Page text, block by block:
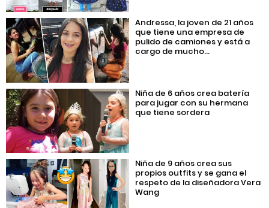
Andressa, la joven de 21 años
que tiene una empresa de
pulido de camiones y está a
cargo de mucho...
Niña de 6 años crea batería
para jugar con su hermana
que tiene sordera
Niña de 9 años crea sus
propios outfits y se gana el
respeto de la diseñadora Vera
Wang